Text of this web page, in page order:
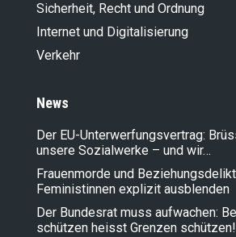
Sicherheit, Recht und Ordnung
Internet und Digitalisierung
Verkehr
News
Der EU-Unterwerfungsvertrag:
unsere Sozialwerke – und wir…
Frauenmorde und
Feministinnen explizit ausblenden
Der Bundesrat muss aufwachen:
schützen heisst Grenzen schützen!